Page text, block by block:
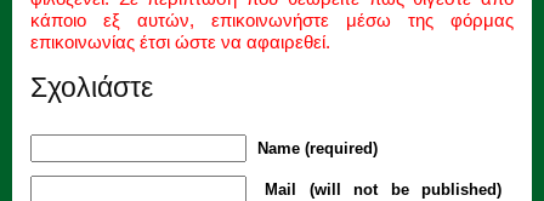
κάποιο εξ αυτών, επικοινωνήστε μέσω της φόρμας
επικοινωνίας έτσι ώστε να αφαιρεθεί.
Σχολιάστε
Name (required)
Mail (will not be published)